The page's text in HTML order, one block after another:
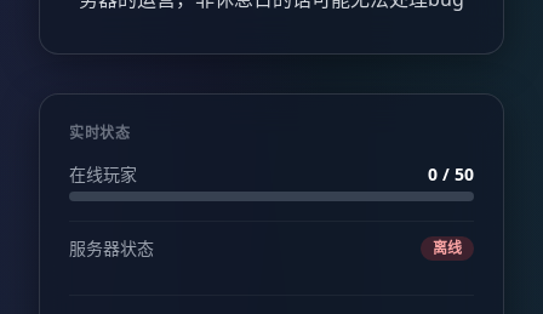
实时状态
在线玩家 0 / 50
服务器状态 离线